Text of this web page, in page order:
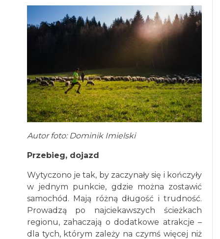
Autor foto: Dominik Imielski
Przebieg, dojazd
Wytyczono je tak, by zaczynały się i kończyły
w jednym punkcie, gdzie można zostawić
samochód. Mają różną długość i trudność.
Prowadzą po najciekawszych ścieżkach
regionu, zahaczają o dodatkowe atrakcje –
dla tych, którym zależy na czymś więcej niż